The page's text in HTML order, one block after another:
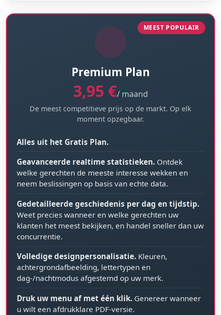
MEEST POPULAIR
Premium Plan
3,95 €/ maand
De meest competitieve prijs op de markt. Op elk
moment opzegbaar.
Alles uit het Gratis Plan.
Geavanceerde realtime statistieken. Ontdek
welke gerechten de meeste interesse wekken en
neem beslissingen op basis van echte data.
Gedetailleerde geschiedenis per dag en tijdstip.
Weet precies wanneer en welke gerechten uw
klanten het meest bekijken, en handel sneller dan uw
concurrentie.
Volledige designpersonalisatie. Kleuren,
achtergrondafbeelding, lettertypen en
dag-/nachtmodus afgestemd op uw merk.
Druk uw menu af met één klik. Genereer wanneer
u wilt een afdrukklare PDF-versie.